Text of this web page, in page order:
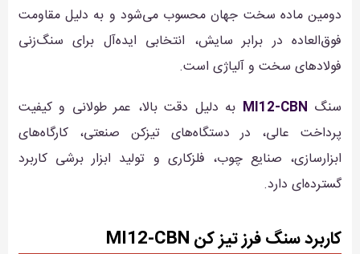
دومین ماده سخت جهان محسوب می‌شود و به دلیل مقاومت
فوق‌العاده در برابر سایش، انتخابی ایده‌آل برای سنگ‌زنی
فولادهای سخت و آلیاژی است.
سنگ MI12-CBN به دلیل دقت بالا، عمر طولانی و کیفیت
پرداخت عالی، در دستگاه‌های تیزکن صنعتی، کارگاه‌های
ابزارسازی، صنایع چوب، فلزکاری و تولید ابزار برشی کاربرد
گسترده‌ای دارد.
کاربرد سنگ فرز تیز کن MI12-CBN